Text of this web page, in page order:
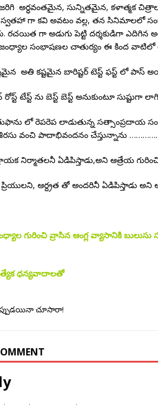
అర్ధవంతమైన, సున్నితమైన, కళాత్మక
గా కవి అవటం వల్ల, తన సినిమాలలో
రచయిత గా అడుగు పెట్టి దర్శకుడిగా
జంధ్యాల సంభాషణల చాతుర్యం ఈ కింద వాటిలో
అతి కష్టమైన బారిష్టర్ టెస్ట్ ఫస్ట్ లో పాస్
టేస్ట్ ను బెస్ట్ బెస్ట్ అనుకుంటూ
లో రెపరెప లాడుతున్న సత్సాంప్రదాయ
వంచి పాదాభివందనం చేస్తున్నాను
నిర్మాతలనీ ఏడిపిస్తాడు,అని ఆత్రేయ
ఆర్ద్రత తో అందరినీ ఏడిపిస్తాడు అని
గురించి వ్రాసిన ఆంగ్ల వ్యాసానికి
ధన్యవాదాలతో
చూసారా!